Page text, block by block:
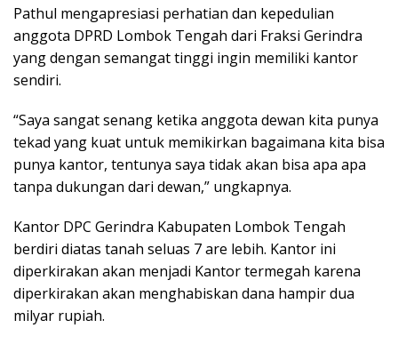
Pathul mengapresiasi perhatian dan kepedulian
anggota DPRD Lombok Tengah dari Fraksi Gerindra
yang dengan semangat tinggi ingin memiliki kantor
sendiri.
“Saya sangat senang ketika anggota dewan kita punya
tekad yang kuat untuk memikirkan bagaimana kita bisa
punya kantor, tentunya saya tidak akan bisa apa apa
tanpa dukungan dari dewan,” ungkapnya.
Kantor DPC Gerindra Kabupaten Lombok Tengah
berdiri diatas tanah seluas 7 are lebih. Kantor ini
diperkirakan akan menjadi Kantor termegah karena
diperkirakan akan menghabiskan dana hampir dua
milyar rupiah.